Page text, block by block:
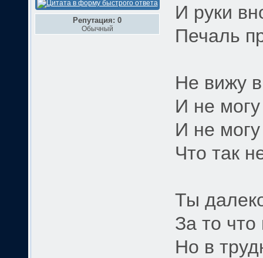
Репутация: 0
Обычный
И руки
Печаль
Не вижу
И не
И не
Что так
Ты
За то
Но в